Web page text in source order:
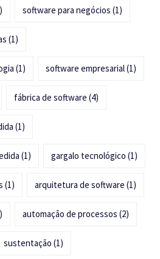
software para negócios (1)
(1)
(1) software empresarial(1)
fábrica de software (4)
(1)
(1) gargalo tecnológico (1)
(1) arquitetura de software (1)
automação de processos (2)
sustentação (1)